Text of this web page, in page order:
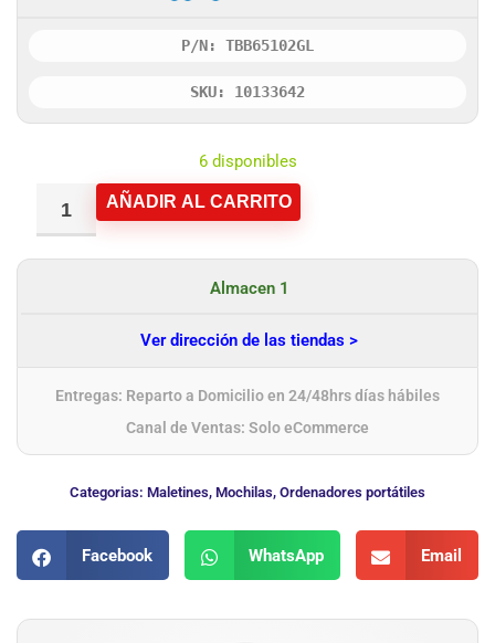
P/N: TBB65102GL
SKU: 10133642
6 disponibles
AÑADIR AL CARRITO
Almacen 1
Ver dirección de las tiendas >
Entregas: Reparto a Domicilio en 24/48hrs días hábiles
Canal de Ventas: Solo eCommerce
Categorias: Maletines, Mochilas, Ordenadores portátiles
Facebook WhatsApp Email